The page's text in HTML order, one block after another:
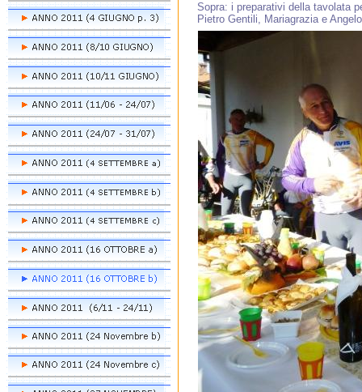
Sopra: i preparativi della tavolata
Pietro Gentili, Mariagrazia e